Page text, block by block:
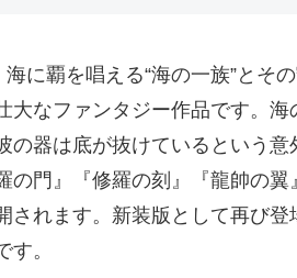
海に覇を唱える“海の一族”とそ
大なファンタジー作品です。
の器は底が抜けているという意
の門』『修羅の刻』『龍帥の
されます。新装版として再び
。